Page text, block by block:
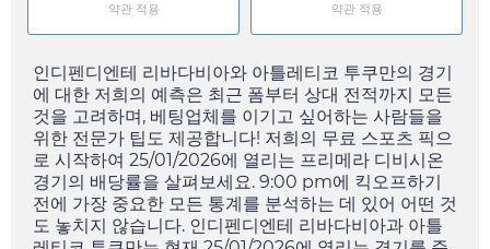
약관 적용 약관 적용
인디펜디엔테 리바다비아와 아틀레티코 투쿠만의 경기
에 대한 저희의 예측은 최근 폼부터 상대 전적까지 모든
것을 고려하며, 베팅업체를 이기고 싶어하는 사람들을
위한 전문가 팁도 제공합니다! 저희의 무료 스포츠 픽으
로 시작하여 25/01/2026에 열리는 프리메라 디비시온
경기의 배당률을 살펴보세요. 9:00 pm에 킥오프하기
전에 가장 중요한 모든 통계를 분석하는 데 있어 어떤 것
도 놓치지 않습니다. 인디펜디엔테 리바다비아과 아틀